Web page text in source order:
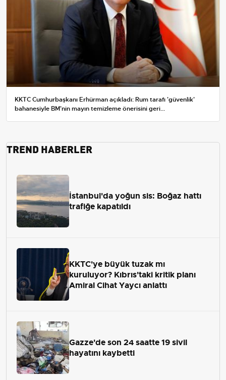
KKTC Cumhurbaşkanı Erhürman açıkladı: Rum tarafı 'güvenlik'
bahanesiyle BM'nin mayın temizleme önerisini geri...
TREND HABERLER
İstanbul'da yoğun sis: Boğaz hattı
trafiğe kapatıldı
KKTC'ye büyük tuzak mı
kuruluyor? Kıbrıs'taki kritik planı
Amiral Cihat Yaycı anlattı
Gazze'de son 24 saatte 19 sivil
hayatını kaybetti